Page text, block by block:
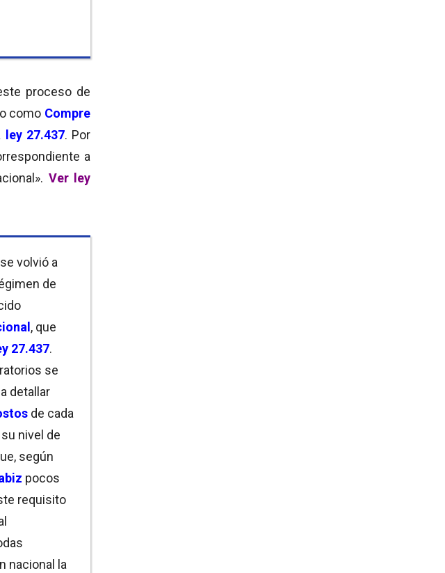
proceso de
como Compre
ley 27.437. Por
a
Ver ley
volvió a
de
, que
27.437.
se
detallar
de cada
nivel de
según
pocos
requisito
nacional la